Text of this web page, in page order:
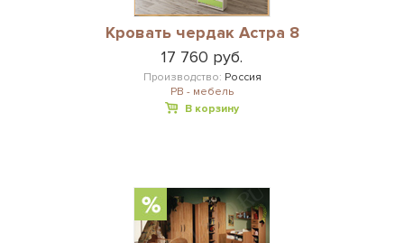
Кровать чердак Астра 8
17 760 руб.
Производство: Россия
РВ - мебель
В корзину